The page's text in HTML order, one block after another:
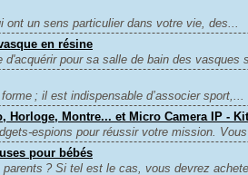
ont un sens particulier dans votre vie, des...
en résine
pour sa salle de bain des vasques
; il est indispensable d’associer sport,...
Horloge, Montre... et Micro Camera IP -
espions pour réussir votre mission.
pour bébés
? Si tel est le cas, vous devrez